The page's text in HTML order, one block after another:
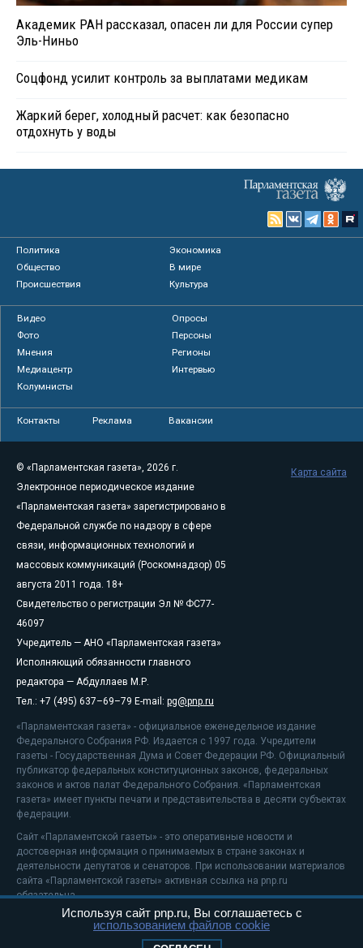
Академик РАН рассказал, опасен ли для России супер
Эль-Ниньо
Соцфонд усилит контроль за выплатами медикам
Жаркий берег, холодный расчет: как безопасно
отдохнуть у воды
Политика
Экономика
Общество
В мире
Происшествия
Культура
Видео
Опросы
Фото
Персоны
Мнения
Регионы
Медиацентр
Интервью
Колумнисты
Контакты Реклама Вакансии
© «Парламентская газета», 2026 г.
Электронное периодическое издание
«Парламентская газета» зарегистрировано в
Федеральной службе по надзору в сфере
связи, информационных технологий и
массовых коммуникаций (Роскомнадзор) 05
августа 2011 года. 18+
Свидетельство о регистрации Эл № ФС77-
46097
Учредитель — АНО «Парламентская газета»
Исполняющий обязанности главного
редактора — Абдуллаев М.Р.
Тел.: +7 (495) 637–69–79 E-mail: pg@pnp.ru
«Парламентская газета» - официальное еженедельное издание
Федерального Собрания РФ. Издается с 1997 года. Учредители
газеты - Государственная Дума и Совет Федерации РФ. Официальный
публикатор федеральных конституционных законов, федеральных
законов и актов палат Федерального Собрания. «Парламентская
газета» имеет пункты печати и представительства в десяти субъектах
федерации.
Сайт «Парламентской газеты» - это оперативные новости и
достоверная информация о принимаемых в стране законах и
деятельности депутатов и сенаторов. При использовании материалов
сайта «Парламентской газеты» активная ссылка на pnp.ru
обязательна.
На информационном ресурсе применяютсярекомендательные
Карта сайта
Используя сайт pnp.ru, Вы соглашаетесь с
использованием файлов cookie